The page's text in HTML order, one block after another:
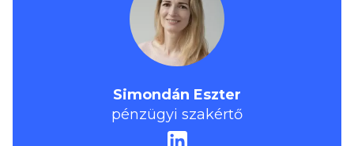
Simondán Eszter
pénzügyi szakértő